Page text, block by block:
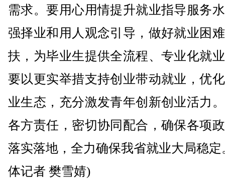
需求。要用心用情提升就业指导服务
强择业和用人观念引导，做好就业困
扶，为毕业生提供全流程、专业化就
要以更实举措支持创业带动就业，优
业生态，充分激发青年创新创业活力
各方责任，密切协同配合，确保各项
落实落地，全力确保我省就业大局稳定
体记者 樊雪婧)